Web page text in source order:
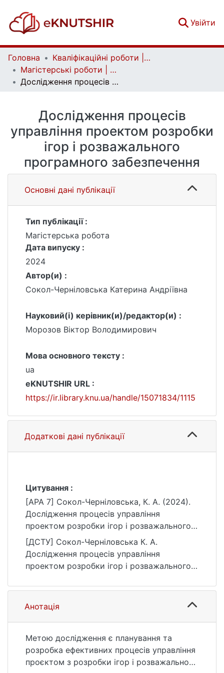
Увійти
Головна
Кваліфікаційні роботи | Qualifying works
Магістерські роботи | Master's theses
Дослідження процесів управління проектом розробки ігор і розважального програмного забезпечення
Дослідження процесів
управління проектом розробки
ігор і розважального
програмного забезпечення
Основні дані публікації
Тип публікації :
Магістерська робота
Дата випуску :
2024
Автор(и) :
Сокол-Черніловська Катерина Андріївна
Науковий(і) керівник(и)/редактор(и) :
Морозов Віктор Володимирович
Мова основного тексту :
ua
eKNUTSHIR URL :
https://ir.library.knu.ua/handle/15071834/1115
Додаткові дані публікації
Цитування :
[APA 7] Сокол-Черніловська, К. А. (2024).
Дослідження процесів управління
проектом розробки ігор і розважального
програмного забезпечення [Магістерська
робота, Київський національний
університет імені Тараса Шевченка].
eKNUTSHIR.
https://ir.library.knu.ua/handle/15071834/1115
[ДСТУ] Сокол-Черніловська К. А.
Дослідження процесів управління
проектом розробки ігор і розважального
робота магістра : 12 Інформаційні
технології / наук. кер. В. В. Морозов. Київ,
2024. 118 с. URL:
(дата звернення: 25.07.2026).
Анотація
Метою дослідження є планування та
розробка ефективних процесів управління
проєктом з розробки ігор і розважального